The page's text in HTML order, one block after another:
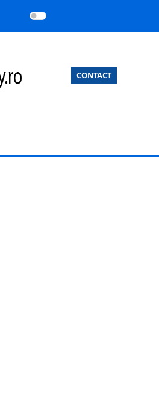
CONTACT